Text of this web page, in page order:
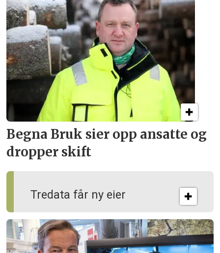
Tredata får ny eier
Begna Bruk sier opp ansatte og
dropper skift